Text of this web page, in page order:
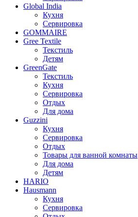
Global India
Кухня
Сервировка
GOMMAIRE
Gree Textile
Текстиль
Детям
GreenGate
Текстиль
Кухня
Сервировка
Отдых
Для дома
Guzzini
Кухня
Сервировка
Отдых
Товары для ванной комнаты
Для дома
Детям
HARIO
Hausmann
Кухня
Сервировка